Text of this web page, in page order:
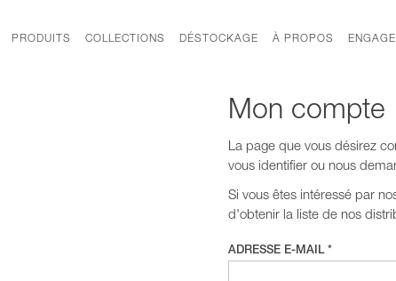
PRODUITS COLLECTIONS DÉSTOCKAGE À PROPOS
Mon compte
La page que vous désirez
vous identifier ou nous
Si vous êtes intéressé par
d'obtenir la liste de nos
ADRESSE E-MAIL *